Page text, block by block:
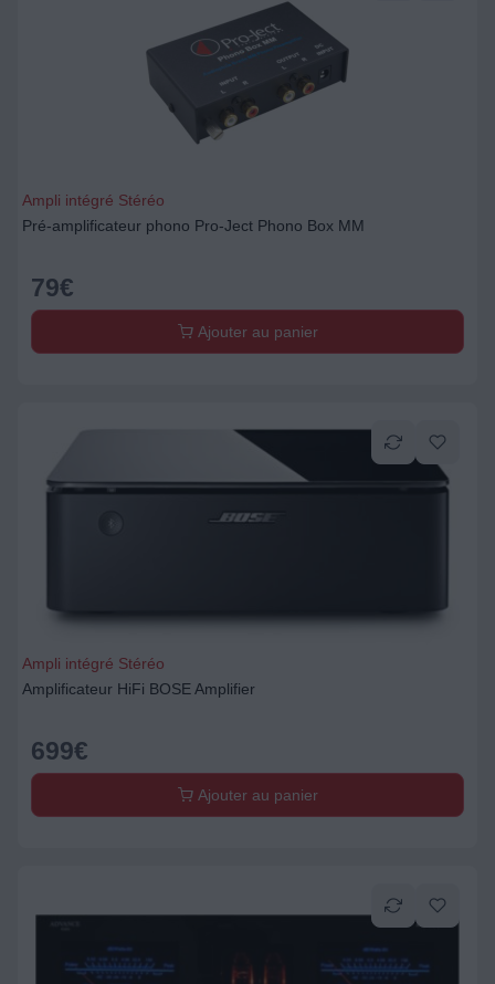
Ampli intégré Stéréo
Pré-amplificateur phono Pro-Ject Phono Box MM
79€
Ajouter au panier
Ampli intégré Stéréo
Amplificateur HiFi BOSE Amplifier
699€
Ajouter au panier